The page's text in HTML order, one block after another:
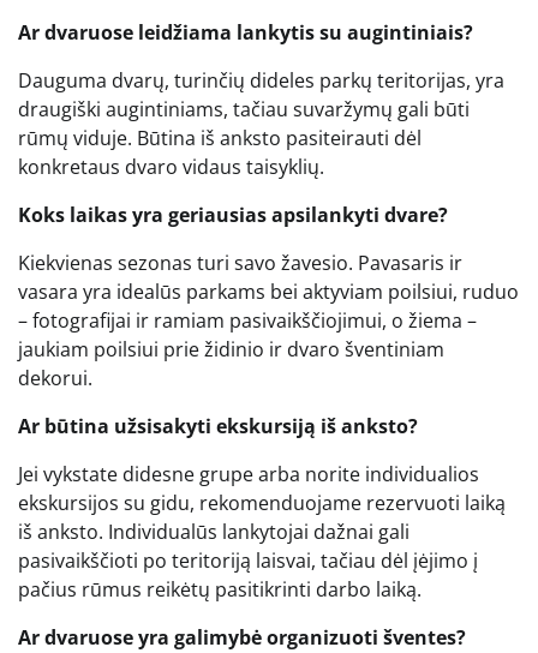
Ar dvaruose leidžiama lankytis su augintiniais?
Dauguma dvarų, turinčių dideles parkų teritorijas, yra
draugiški augintiniams, tačiau suvaržymų gali būti
rūmų viduje. Būtina iš anksto pasiteirauti dėl
konkretaus dvaro vidaus taisyklių.
Koks laikas yra geriausias apsilankyti dvare?
Kiekvienas sezonas turi savo žavesio. Pavasaris ir
vasara yra idealūs parkams bei aktyviam poilsiui, ruduo
– fotografijai ir ramiam pasivaikščiojimui, o žiema –
jaukiam poilsiui prie židinio ir dvaro šventiniam
dekorui.
Ar būtina užsisakyti ekskursiją iš anksto?
Jei vykstate didesne grupe arba norite individualios
ekskursijos su gidu, rekomenduojame rezervuoti laiką
iš anksto. Individualūs lankytojai dažnai gali
pasivaikščioti po teritoriją laisvai, tačiau dėl įėjimo į
pačius rūmus reikėtų pasitikrinti darbo laiką.
Ar dvaruose yra galimybė organizuoti šventes?